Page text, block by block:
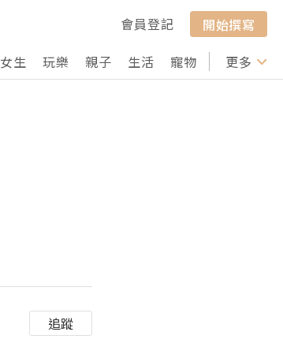
會員登記
開始撰寫
女生 玩樂 親子 生活 寵物 行山 打卡
更多
追蹤